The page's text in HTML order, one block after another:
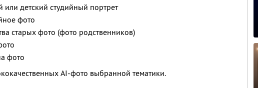
или детский студийный портрет
фото
старых фото (фото родственников)
фото
AI-фото выбранной тематики.